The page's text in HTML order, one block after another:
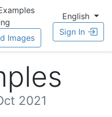
Images
English
Sign In
2021